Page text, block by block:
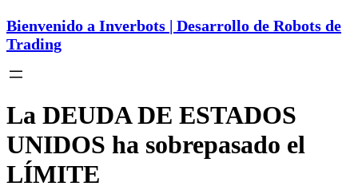
Bienvenido a Inverbots | Desarrollo de Robots de
Trading
La DEUDA DE ESTADOS
UNIDOS ha sobrepasado el
LÍMITE